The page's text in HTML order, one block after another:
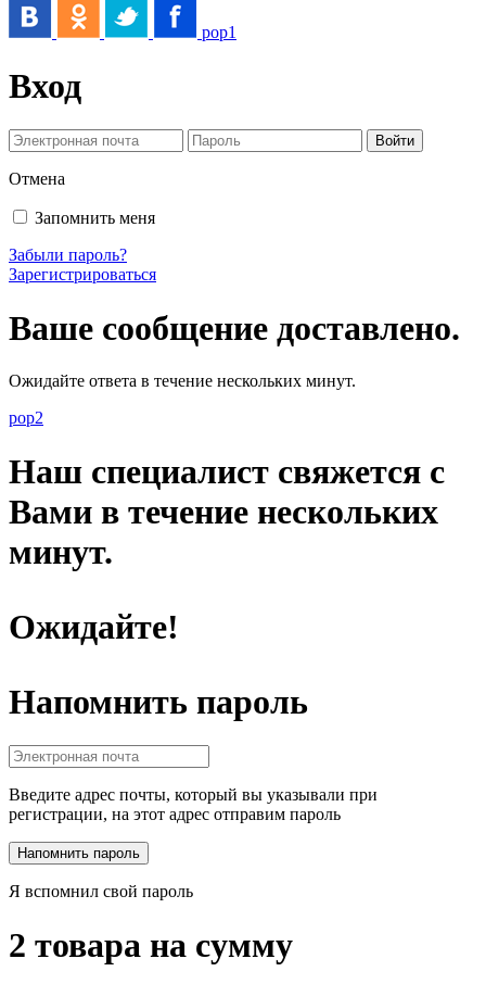
pop1
Вход
Отмена
Запомнить меня
Забыли пароль?
Зарегистрироваться
Ваше сообщение доставлено.
Ожидайте ответа в течение нескольких минут.
pop2
Наш специалист свяжется с
Вами в течение нескольких
минут.
Ожидайте!
Напомнить пароль
Введите адрес почты, который вы указывали при
регистрации, на этот адрес отправим пароль
Я вспомнил свой пароль
2 товара на сумму